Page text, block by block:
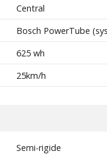
Central
Bosch PowerTube
625 wh
25km/h
Semi-rigide